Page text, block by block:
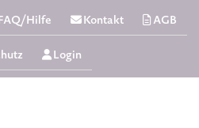
Hilfe Kontakt AGB
Login